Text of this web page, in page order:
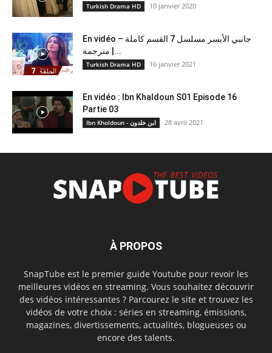
Turkish Drama HD 10 janvier 2020
En vidéo – جانبي الأيسر مسلسل 7 القسم كاملة
مترجمة |...
Turkish Drama HD 16 janvier 2021
En vidéo : Ibn Khaldoun S01 Episode 16
Partie 03
Ibn Kholdoun - ابن خلدون 28 avril 2021
À PROPOS
SnapTube est le premier guide Youtube pour revoir les
meilleures vidéos en streaming. Vous souhaitez découvrir
des vidéos intéressantes ? Parcourez le site et trouvez les
vidéos de votre choix : séries en streaming, émissions,
magazines, divertissements, actualités, blogueuses ou
encore des talents.